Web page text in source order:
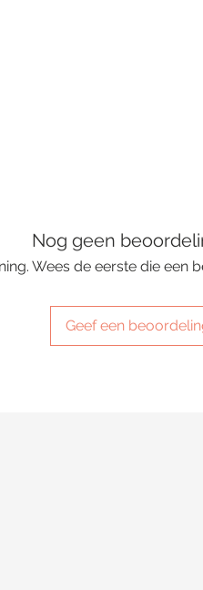
Nog geen
Wees de eerste die een
Geef een